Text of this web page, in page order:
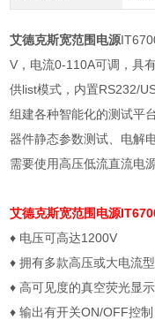
艾德克斯宽范围电源
V，电流0-110A可调，具
供list模式，内置RS232/
组建各种智能化的测试平
器件静态参数测试、电解
需要使用高压低流直流电
艾德克斯宽范围电源
♦ 电压可高达1200V
♦ 拥有多款高压或大电流
♦ 高可见度的真空荧光显
♦ 输出有开关ON/OFF控制